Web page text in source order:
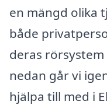
en mängd olika
både
deras
nedan går vi
hjälpa till med i